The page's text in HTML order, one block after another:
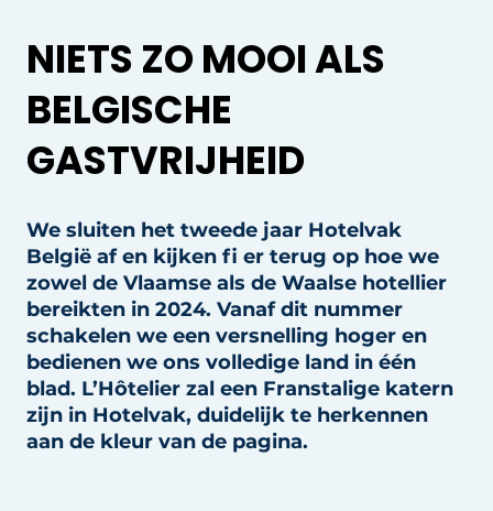
Internationaal
Projecten
HR & Personeel
Housekeeping
NIETS ZO MOOI ALS
BELGISCHE
GASTVRIJHEID
We sluiten het tweede jaar Hotelvak
België af en kijken fi er terug op hoe we
zowel de Vlaamse als de Waalse hotellier
bereikten in 2024. Vanaf dit nummer
schakelen we een versnelling hoger en
bedienen we ons volledige land in één
blad. L’Hôtelier zal een Franstalige katern
zijn in Hotelvak, duidelijk te herkennen
aan de kleur van de pagina.